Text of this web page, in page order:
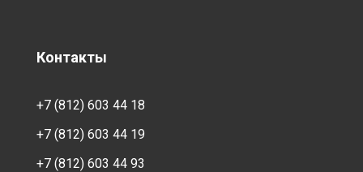
Контакты
+7 (812) 603 44 18
+7 (812) 603 44 19
+7 (812) 603 44 93